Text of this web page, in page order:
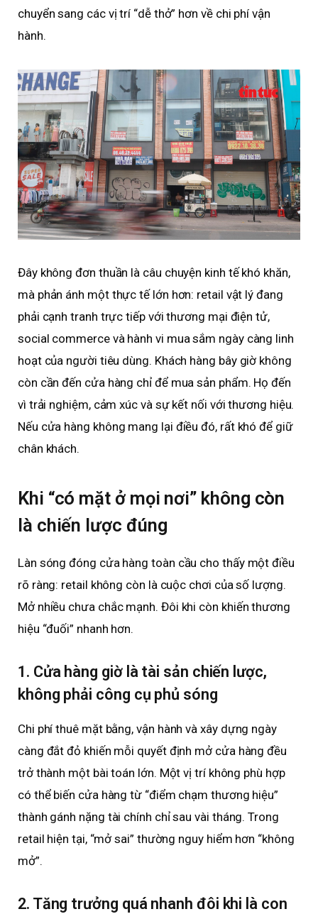
chuyển sang các vị trí “dễ thở” hơn về chi phí vận
hành.
Đây không đơn thuần là câu chuyện kinh tế khó khăn,
mà phản ánh một thực tế lớn hơn: retail vật lý đang
phải cạnh tranh trực tiếp với thương mại điện tử,
social commerce và hành vi mua sắm ngày càng linh
hoạt của người tiêu dùng. Khách hàng bây giờ không
còn cần đến cửa hàng chỉ để mua sản phẩm. Họ đến
vì trải nghiệm, cảm xúc và sự kết nối với thương hiệu.
Nếu cửa hàng không mang lại điều đó, rất khó để giữ
chân khách.
Khi “có mặt ở mọi nơi” không còn
là chiến lược đúng
Làn sóng đóng cửa hàng toàn cầu cho thấy một điều
rõ ràng: retail không còn là cuộc chơi của số lượng.
Mở nhiều chưa chắc mạnh. Đôi khi còn khiến thương
hiệu “đuối” nhanh hơn.
1. Cửa hàng giờ là tài sản chiến lược,
không phải công cụ phủ sóng
Chi phí thuê mặt bằng, vận hành và xây dựng ngày
càng đắt đỏ khiến mỗi quyết định mở cửa hàng đều
trở thành một bài toán lớn. Một vị trí không phù hợp
có thể biến cửa hàng từ “điểm chạm thương hiệu”
thành gánh nặng tài chính chỉ sau vài tháng. Trong
retail hiện tại, “mở sai” thường nguy hiểm hơn “không
mở”.
2. Tăng trưởng quá nhanh đôi khi là con